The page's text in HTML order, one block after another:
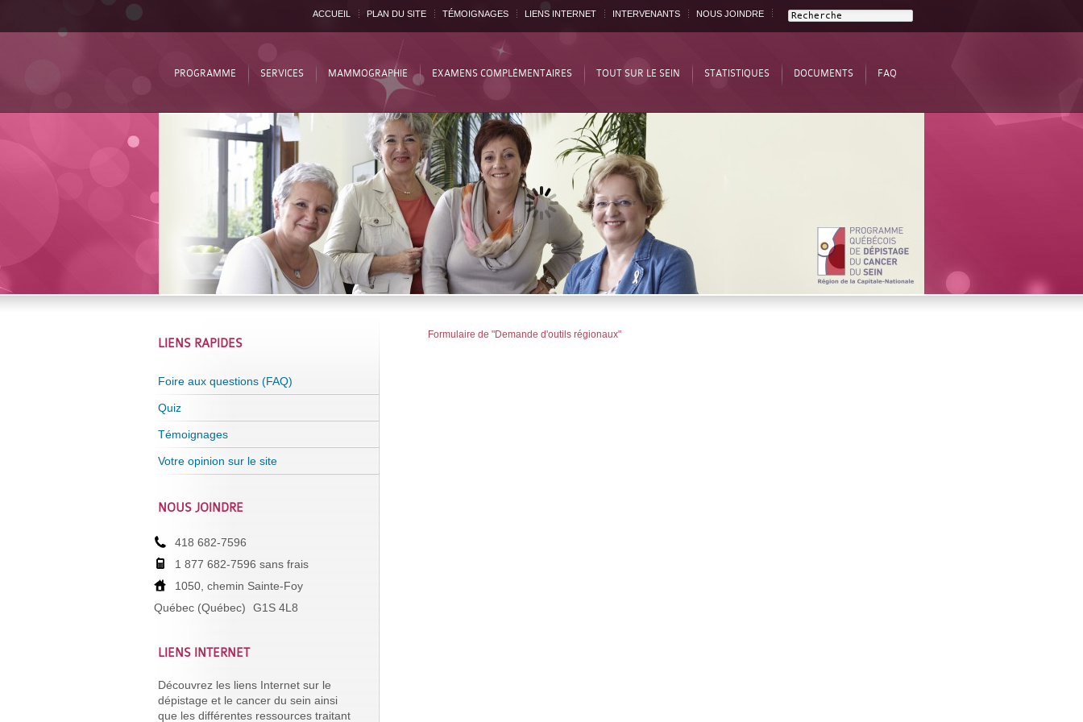
ACCUEIL PLAN DU SITE TÉMOIGNAGES LIENS INTERNET INTERVENANTS NOUS JOINDRE
PROGRAMME SERVICES MAMMOGRAPHIE EXAMENS COMPLÉMENTAIRES TOUT SUR LE SEIN STATISTIQUES DOCUMENTS FAQ
Formulaire de "Demande d'outils régionaux"
LIENS RAPIDES
Foire aux questions (FAQ)
Quiz
Témoignages
Votre opinion sur le site
NOUS JOINDRE
418 682-7596
1 877 682-7596 sans frais
1050, chemin Sainte-Foy
Québec (Québec)
G1S 4L8
LIENS INTERNET
Découvrez les liens Internet sur le
dépistage et le cancer du sein ainsi
que les différentes ressources traitant